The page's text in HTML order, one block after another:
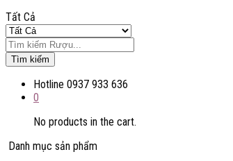
Tất Cả
Tìm kiếm
Hotline 0937 933 636
0
No products in the cart.
Danh mục sản phẩm